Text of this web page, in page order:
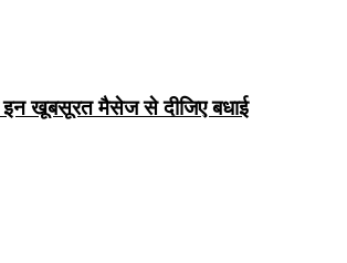
खूबसूरत मैसेज से दीजिए बधाई